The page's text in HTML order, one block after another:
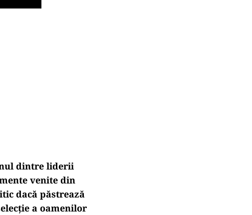
dintre liderii
venite din
dacă păstrează
a oamenilor